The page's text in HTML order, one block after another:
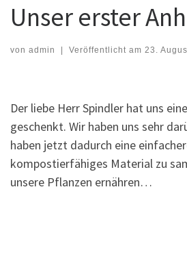
Unser erster
von admin | Veröffentlicht am 23.
Der liebe Herr Spindler hat uns
geschenkt. Wir haben uns sehr
haben jetzt dadurch eine
kompostierfähiges Material zu
unsere Pflanzen ernähren…